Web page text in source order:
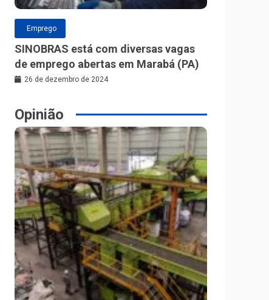
Emprego
SINOBRAS está com diversas vagas
de emprego abertas em Marabá (PA)
26 de dezembro de 2024
Opinião